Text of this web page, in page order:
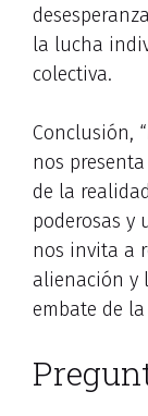
la lucha
colectiva.
Conclusión,
nos
de la
poderosas y
nos invita a
alienación y
embate de